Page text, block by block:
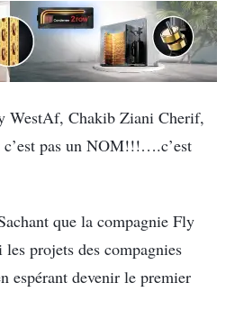
WestAf, Chakib Ziani Cherif,
c’est pas un NOM!!!….c’est
que la compagnie Fly
projets des compagnies
espérant devenir le premier